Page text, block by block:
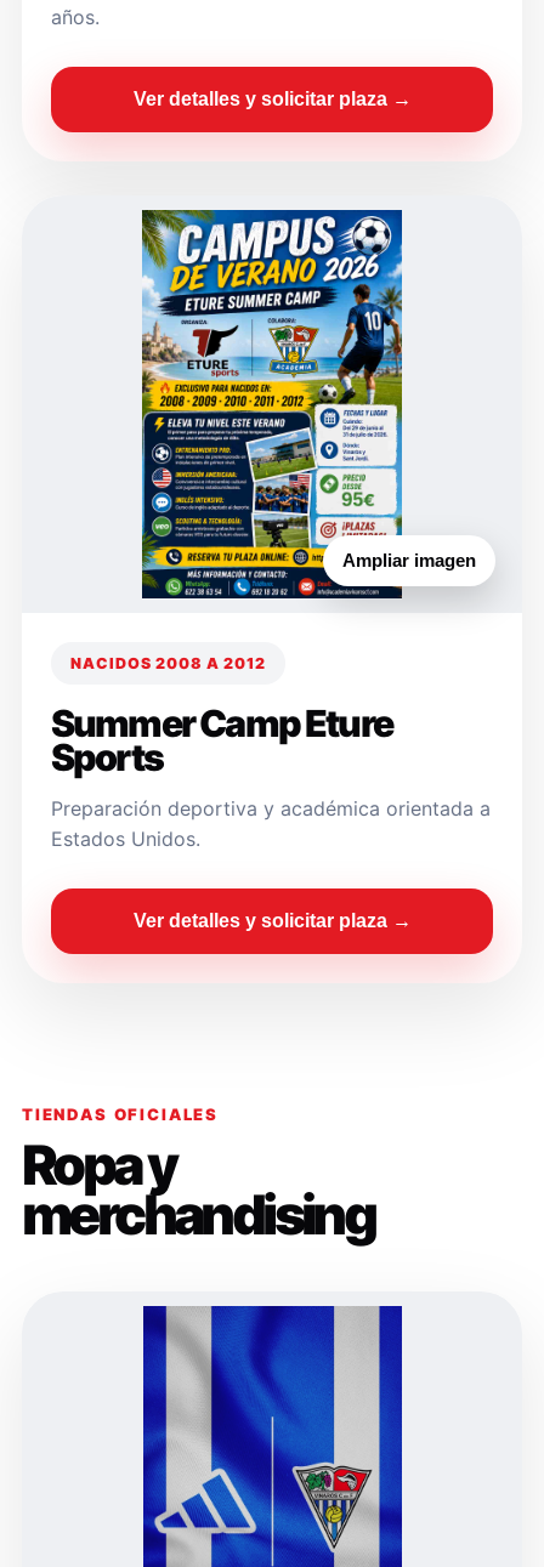
años.
Ver detalles y solicitar plaza →
Ampliar imagen
NACIDOS 2008 A 2012
Summer Camp Eture
Sports
Preparación deportiva y académica orientada a
Estados Unidos.
Ver detalles y solicitar plaza →
TIENDAS OFICIALES
Ropa y
merchandising